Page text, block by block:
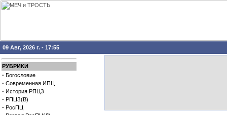
09 Авг, 2026 г. - 17:55
РУБРИКИ
· Богословие
· Современная ИПЦ
· История РПЦЗ
· РПЦЗ(В)
· РосПЦ